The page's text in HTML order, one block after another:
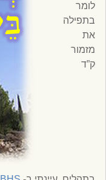
לומר
בתפילה
את
מזמור
ק”ד